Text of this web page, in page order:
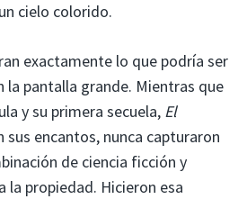
cielo colorido.
exactamente lo que podría ser
la pantalla grande. Mientras que
y su primera secuela, El
sus encantos, nunca capturaron
de ciencia ficción y
la propiedad. Hicieron esa